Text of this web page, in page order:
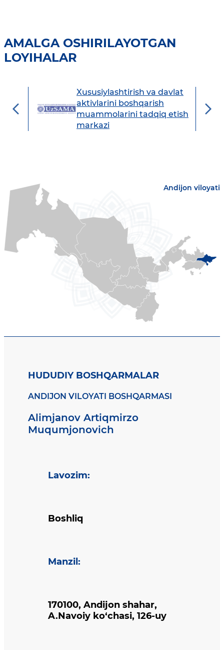
AMALGA OSHIRILAYOTGAN
LOYIHALAR
Xususiylashtirish va davlat
aktivlarini boshqarish
muammolarini tadqiq etish
markazi
Andijon viloyati
HUDUDIY BOSHQARMALAR
ANDIJON VILOYATI BOSHQARMASI
Alimjanov Artiqmirzo
Muqumjonovich
Lavozim:
Boshliq
Manzil :
170100, Andijon shahar,
A.Navoiy ko‘chasi, 126-uy